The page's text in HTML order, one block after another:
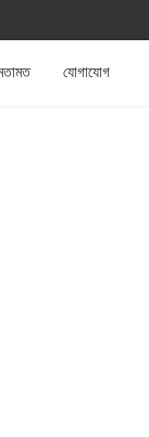
যোগাযোগ